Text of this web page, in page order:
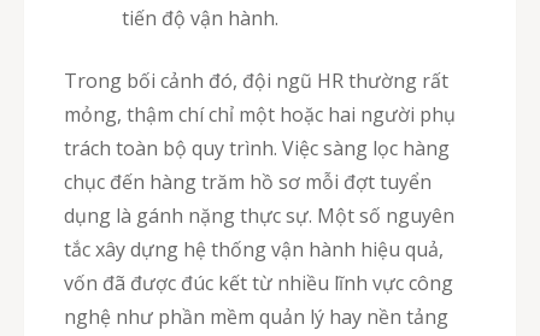
tiến độ vận hành.
Trong bối cảnh đó, đội ngũ HR thường rất
mỏng, thậm chí chỉ một hoặc hai người phụ
trách toàn bộ quy trình. Việc sàng lọc hàng
chục đến hàng trăm hồ sơ mỗi đợt tuyển
dụng là gánh nặng thực sự. Một số nguyên
tắc xây dựng hệ thống vận hành hiệu quả,
vốn đã được đúc kết từ nhiều lĩnh vực công
nghệ như phần mềm quản lý hay nền tảng